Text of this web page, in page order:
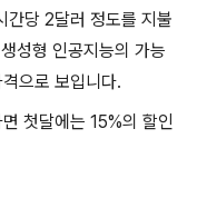
간당 2달러 정도를 지불
성형 인공지능의 가능
으로 보입니다.
첫달에는 15%의 할인